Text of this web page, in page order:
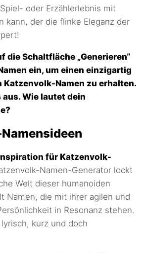
oder Erzählerlebnis mit
kann, der die flinke Eleganz der
die Schaltfläche „Generieren“
ein, um einen einzigartig
Namen zu erhalten.
Wie lautet dein
für Katzenvolk-
Namen-Generator lockt
Welt dieser humanoiden
Namen, die mit ihrer agilen und
in Resonanz stehen.
kurz und doch